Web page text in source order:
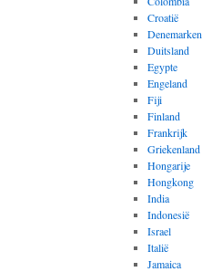
Croatië
Denemarken
Duitsland
Egypte
Engeland
Fiji
Finland
Frankrijk
Griekenland
Hongarije
Hongkong
India
Indonesië
Israel
Italië
Jamaica